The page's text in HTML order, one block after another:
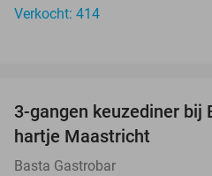
Verkocht: 414
3-gangen keuzediner bij
hartje Maastricht
Basta Gastrobar